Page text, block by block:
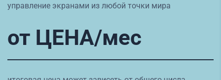
управление экранами из любой точки мира
от ЦЕНА/мес